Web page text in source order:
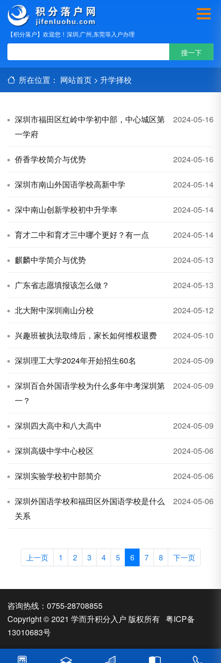
【积分落户】欢迎您！深圳,广州,东莞等入户办理
所在位置： 网站首页 > 升学择校
深圳市福田区红岭中学初中部，中心城区第
一学府
2024-05-16
侨香学校简介与优势 2024-05-16
深圳市南山外国语学校高新中学 2024-05-14
深中南山创新学校初中升学率 2024-05-14
育才二中和育才三中哪个更好？有一点 2024-05-14
麒麟中学简介与优势 2024-05-13
广东省志愿填报该怎么做？ 2024-05-13
北大附中深圳南山分校 2024-05-12
兴趣班被执法取缔后，家长如何维权退费 2024-05-10
深圳理工大学2024年开始招生60名 2024-05-09
深圳百合外国语学校为什么多年中考深圳第
一？
2024-05-09
深圳四大高中和八大高中 2024-05-09
深圳高级中学中心校区 2024-05-06
深圳实验学校初中部简介 2024-05-06
深圳外国语学校和福田区外国语学校是什么
关系
2024-05-06
上一页 1 2 3 4 5 6 7 8 下一页
咨询热线：0755-28708855
Copyright © 2021 学而升积分入户 版权所有 粤ICP备
13010683号